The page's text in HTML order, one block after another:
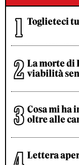
Toglieteci
La morte di
viabilità
Cosa mi ha
oltre alle
Lettera